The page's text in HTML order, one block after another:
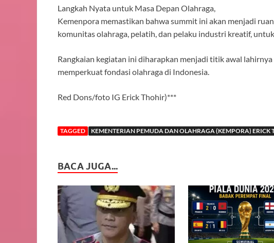
Langkah Nyata untuk Masa Depan Olahraga,
Kemenpora memastikan bahwa summit ini akan menjadi
komunitas olahraga, pelatih, dan pelaku industri kreatif,
Rangkaian kegiatan ini diharapkan menjadi titik awal
memperkuat fondasi olahraga di Indonesia.
Red Dons/foto IG Erick Thohir)***
TAGGED KEMENTERIAN PEMUDA DAN OLAHRAGA (KEMPORA) ERICK
BACA JUGA...